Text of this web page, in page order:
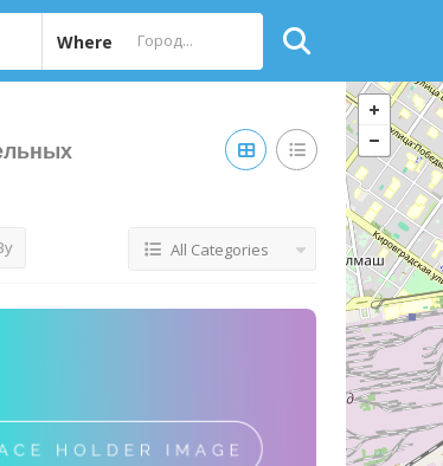
Where
All Categories